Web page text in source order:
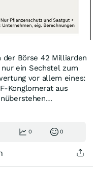
der Börse 42 Milliarden
ein Sechstel zum
vor allem eines:
Konglomerat aus
0 0